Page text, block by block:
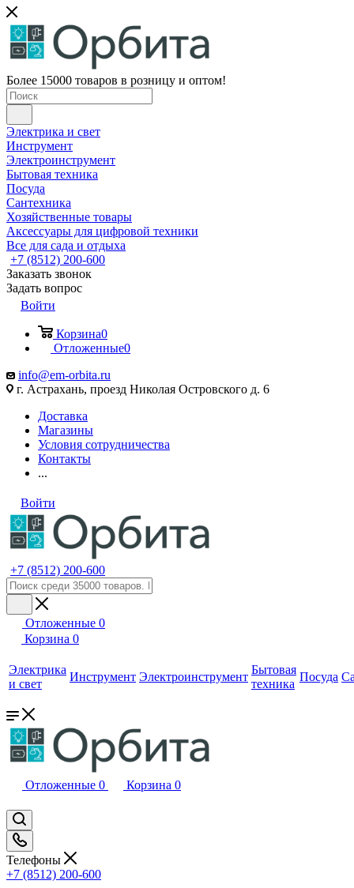
Более 15000 товаров в розницу и оптом!
Электрика и свет
Инструмент
Электроинструмент
Бытовая техника
Посуда
Сантехника
Хозяйственные товары
Аксессуары для цифровой техники
Все для сада и отдыха
+7 (8512) 200-600
Заказать звонок
Задать вопрос
Войти
Корзина0
Отложенные0
info@em-orbita.ru
г. Астрахань, проезд Николая Островского д. 6
Доставка
Магазины
Условия сотрудничества
Контакты
...
Войти
+7 (8512) 200-600
Отложенные 0
Корзина 0
Электрика
и свет
Инструмент Электроинструмент
Бытовая
техника
Посуда
Отложенные 0 Корзина 0
Телефоны
+7 (8512) 200-600